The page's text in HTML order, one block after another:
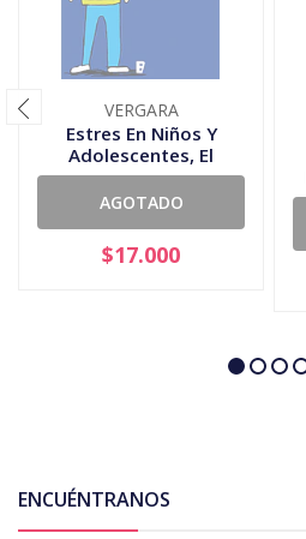
VERGARA
Estres En Niños Y
Adolescentes, El
AGOTADO
$17.000
ENCUÉNTRANOS